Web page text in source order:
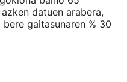
datuen arabera,
bere gaitasunaren % 30